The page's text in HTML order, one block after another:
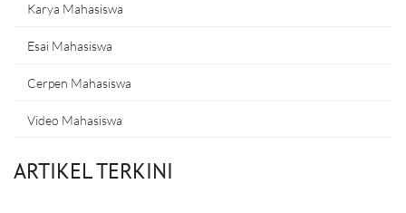
Karya Mahasiswa
Esai Mahasiswa
Cerpen Mahasiswa
Video Mahasiswa
ARTIKEL TERKINI